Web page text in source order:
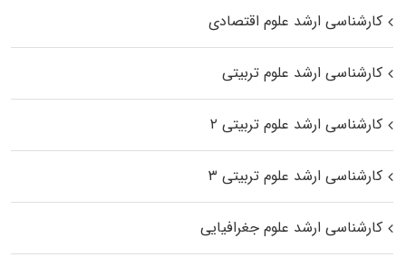
کارشناسی ارشد علوم اقتصادی
کارشناسی ارشد علوم تربیتی
کارشناسی ارشد علوم تربیتی ۲
کارشناسی ارشد علوم تربیتی ۳
کارشناسی ارشد علوم جغرافیایی